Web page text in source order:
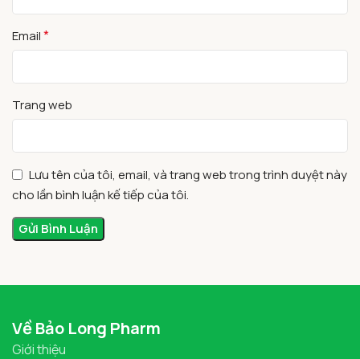
Email*
Trang web
Lưu tên của tôi, email, và trang web trong trình duyệt này
cho lần bình luận kế tiếp của tôi.
Về Bảo Long Pharm
Giới thiệu